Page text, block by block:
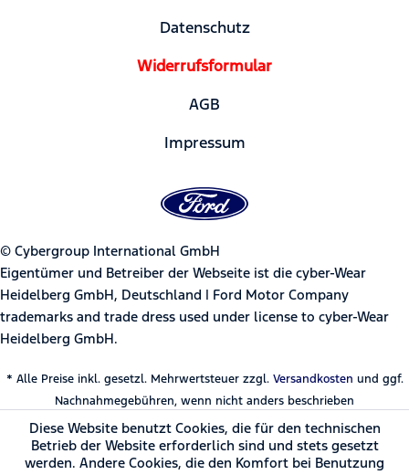
Datenschutz
Widerrufsformular
AGB
Impressum
© Cybergroup International GmbH
Eigentümer und Betreiber der Webseite ist die cyber-Wear
Heidelberg GmbH, Deutschland | Ford Motor Company
trademarks and trade dress used under license to cyber-Wear
Heidelberg GmbH.
* Alle Preise inkl. gesetzl. Mehrwertsteuer zzgl. Versandkosten und ggf.
Nachnahmegebühren, wenn nicht anders beschrieben
Diese Website benutzt Cookies, die für den technischen
Betrieb der Website erforderlich sind und stets gesetzt
werden. Andere Cookies, die den Komfort bei Benutzung